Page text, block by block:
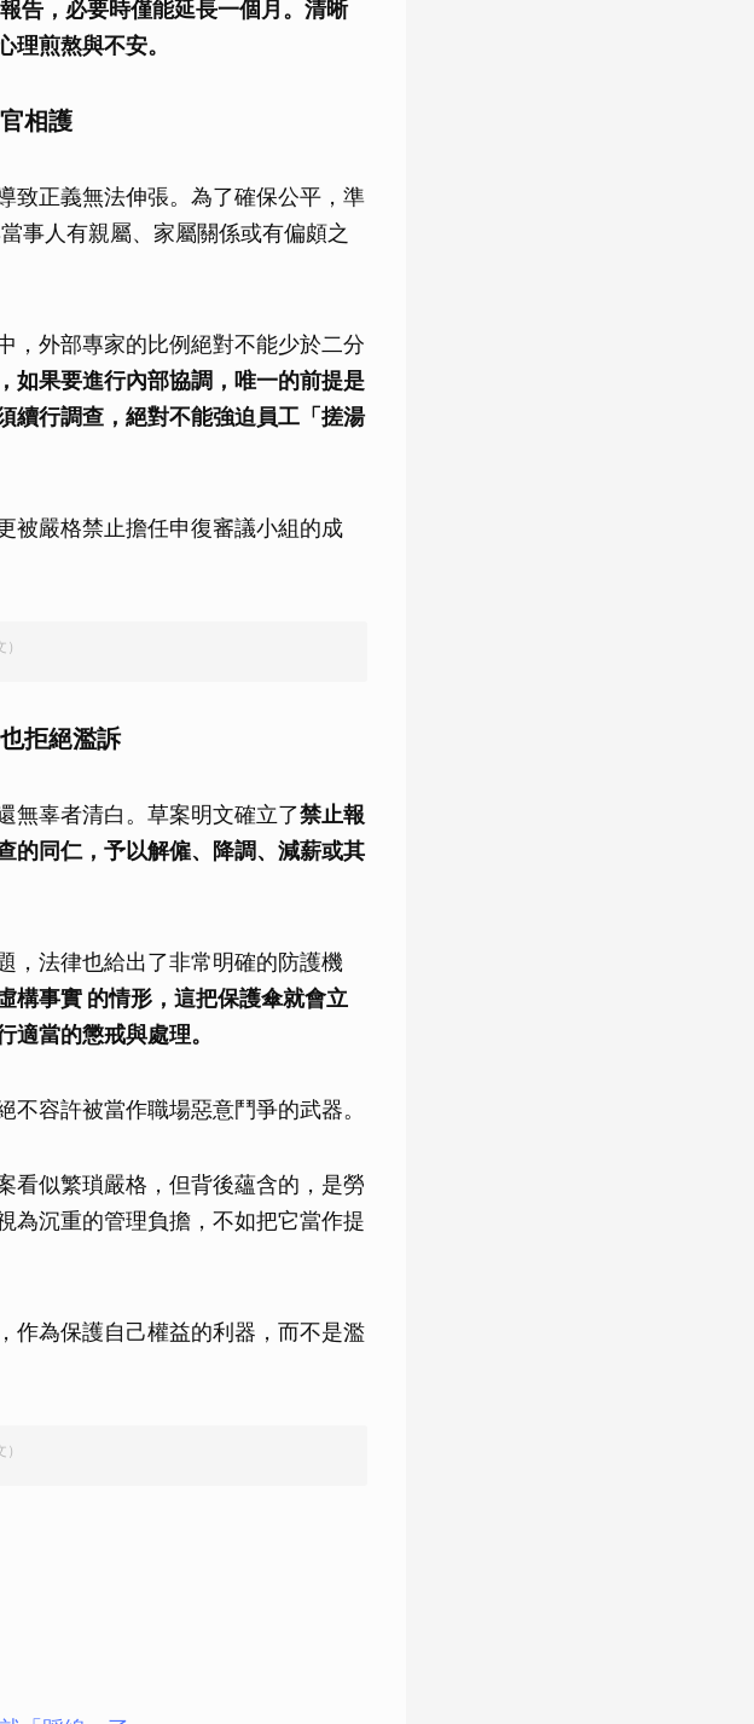
告，必要時僅能延長一個月。清晰
煎熬與不安。
相護
致正義無法伸張。為了確保公平，準
事人有親屬、家屬關係或有偏頗之
，外部專家的比例絕對不能少於二分
如果要進行內部協調，唯一的前提是
續行調查，絕對不能強迫員工「搓湯
被嚴格禁止擔任申復審議小組的成
拒絕濫訴
無辜者清白。草案明文確立了禁止報
的同仁，予以解僱、降調、減薪或其
，法律也給出了非常明確的防護機
構事實 的情形，這把保護傘就會立
當的懲戒與處理。
容許被當作職場惡意鬥爭的武器。
看似繁瑣嚴格，但背後蘊含的，是勞
為沉重的管理負擔，不如把它當作提
作為保護自己權益的利器，而不是濫